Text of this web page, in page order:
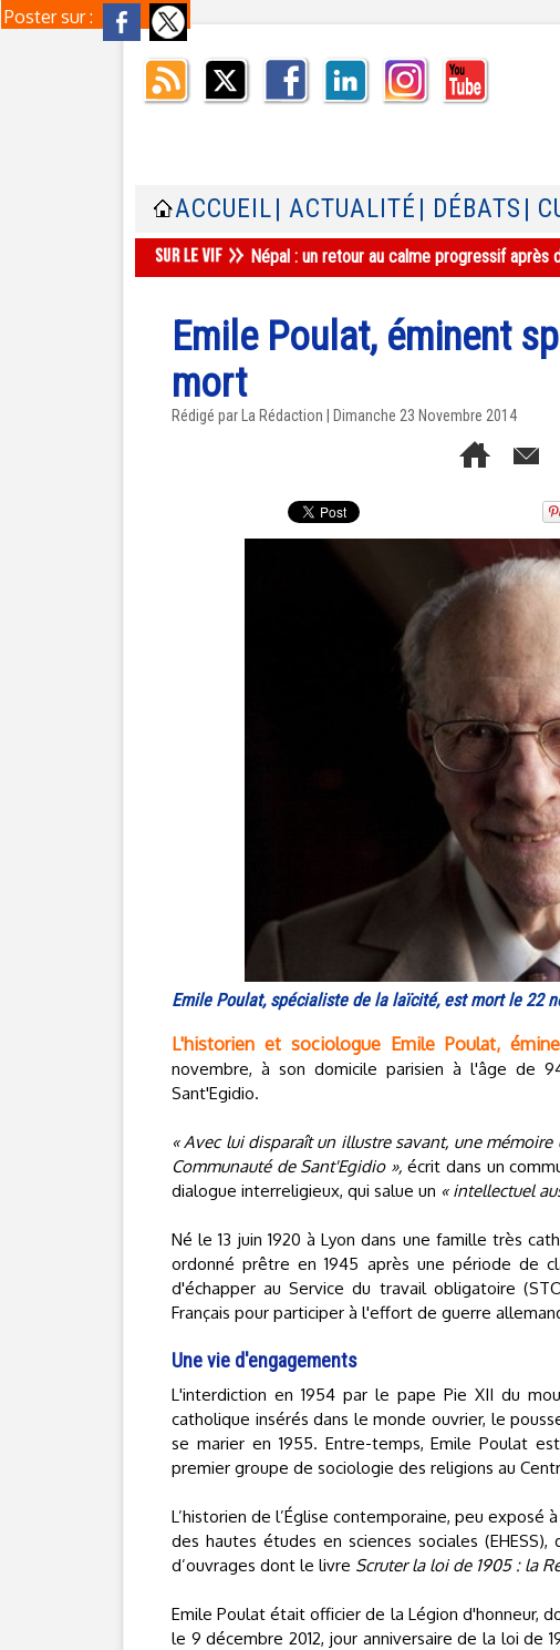
Poster sur :
ACCUEIL | ACTUALITÉ | DÉBATS |
Népal : un retour au calme progressif après
Emile Poulat, éminent
mort
Rédigé par La Rédaction | Dimanche 23 Novembre 2014
Emile Poulat, spécialiste de la laïcité, est mort le 22
L'historien et sociologue Emile Poulat,
novembre, à son domicile parisien à l'âge de
Sant'Egidio.
« Avec lui disparaît un illustre savant, une
Communauté de Sant'Egidio », écrit dans un
dialogue interreligieux, qui salue un « intellectuel
Né le 13 juin 1920 à Lyon dans une famille très
ordonné prêtre en 1945 après une période de
d'échapper au Service du travail obligatoire
Français pour participer à l'effort de guerre
Une vie d'engagements
L'interdiction en 1954 par le pape Pie XII du
catholique insérés dans le monde ouvrier, le
se marier en 1955. Entre-temps, Emile Poulat
premier groupe de sociologie des religions au
L’historien de l’Église contemporaine, peu
des hautes études en sciences sociales
d’ouvrages dont le livre Scruter la loi de 1905 : la
Emile Poulat était officier de la Légion d'honneur,
le 9 décembre 2012, jour anniversaire de la loi de